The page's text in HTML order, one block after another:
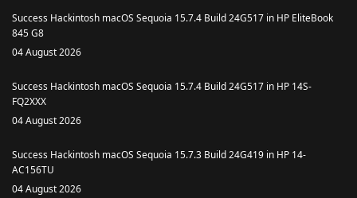
Success Hackintosh macOS Sequoia 15.7.4 Build 24G517 in HP EliteBook
845 G8
04 August 2026
Success Hackintosh macOS Sequoia 15.7.4 Build 24G517 in HP 14S-
FQ2XXX
04 August 2026
Success Hackintosh macOS Sequoia 15.7.3 Build 24G419 in HP 14-
AC156TU
04 August 2026